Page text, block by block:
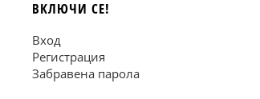
ВКЛЮЧИ СЕ!
Вход
Регистрация
Забравена парола